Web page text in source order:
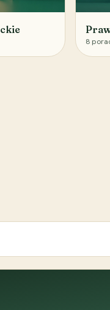
8